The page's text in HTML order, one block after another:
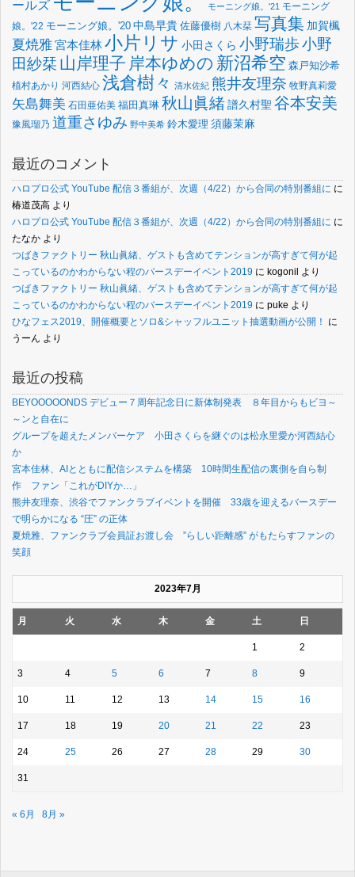
ールズ
モーニング娘。'21 モーニング
娘。'22 モーニング娘。'20 中島早貴 佐藤優樹 八木栞 写真集 加賀楓
夏焼雅宮本佳林小片リサ 小田さくら 小野瑞歩小野
田紗栞 山岸理子 岸本ゆめの 新沼希空 森戸知沙希
植村あかり 河西結心 浅倉樹々 清水佐紀 熊井友理奈 牧野真莉愛
矢島舞美 石田亜佑美 福田真琳 秋山眞緒譜久村聖 谷本安美
豫風瑠乃 道重さゆみ 野中美希 鈴木愛理 須藤茉麻
最近のコメント
ハロプロ公式 YouTube 配信３番組が、次週（4/22）から合同の特別番組に に
椿道茂高 より
ハロプロ公式 YouTube 配信３番組が、次週（4/22）から合同の特別番組に に
たなか より
つばきファクトリー 秋山眞緒、ゲストも含めてテンションが高すぎて何が起
こっているのかわからない程のバースデーイベント2019 に kogonil より
つばきファクトリー 秋山眞緒、ゲストも含めてテンションが高すぎて何が起
こっているのかわからない程のバースデーイベント2019 に puke より
ひなフェス2019、開催概要とソロ&シャッフルユニット抽選動画が公開！
に
うーん より
最近の投稿
BEYOOOOONDS デビュー７周年記念日に新体制発表 ８年目からもビヨ～
～ンと自在に
グループを超えたメンバーケア 小田さくらを継ぐのは松永里愛か河西結心
か
宮本佳林、AIとともに配信システムを構築 10時間生配信の裏側を自ら制
作 ファン「これがDIYか…」
熊井友理奈、渋谷でファンクラブイベントを開催 33歳を迎えるバースデー
で明らかになる “圧” の正体
夏焼雅、ファンクラブ会員証お渡し会 ”らしい距離感” がもたらすファンの
笑顔
2023年7月
月 火 水 木 金 土 日
1 2
3 4 5 6 7 8 9
10 11 12 13 14 15 16
17 18 19 20 21 22 23
24 25 26 27 28 29 30
31
« 6月 8月 »